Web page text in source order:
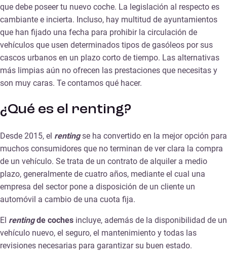
que debe poseer tu nuevo coche. La legislación al respecto es
cambiante e incierta. Incluso, hay multitud de ayuntamientos
que han fijado una fecha para prohibir la circulación de
vehículos que usen determinados tipos de gasóleos por sus
cascos urbanos en un plazo corto de tiempo. Las alternativas
más limpias aún no ofrecen las prestaciones que necesitas y
son muy caras. Te contamos qué hacer.
¿Qué es el renting?
Desde 2015, el renting se ha convertido en la mejor opción para
muchos consumidores que no terminan de ver clara la compra
de un vehículo. Se trata de un contrato de alquiler a medio
plazo, generalmente de cuatro años, mediante el cual una
empresa del sector pone a disposición de un cliente un
automóvil a cambio de una cuota fija.
El renting de coches incluye, además de la disponibilidad de un
vehículo nuevo, el seguro, el mantenimiento y todas las
revisiones necesarias para garantizar su buen estado.